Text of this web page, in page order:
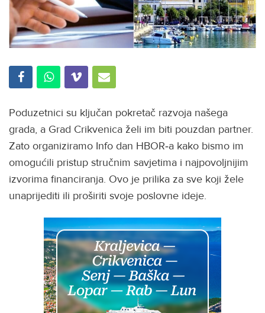
Poduzetnici su ključan pokretač razvoja našega
grada, a Grad Crikvenica želi im biti pouzdan partner.
Zato organiziramo Info dan HBOR‑a kako bismo im
omogućili pristup stručnim savjetima i najpovoljnijim
izvorima financiranja. Ovo je prilika za sve koji žele
unaprijediti ili proširiti svoje poslovne ideje.